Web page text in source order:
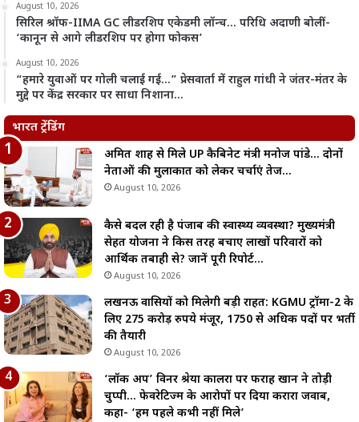
August 10, 2026
सिरिल श्रॉफ-IIMA GC लीडरशिप एकेडमी लॉन्च… परिधि अदाणी बोलीं-
‘कानून से आगे लीडरशिप पर होगा फोकस’
August 10, 2026
“हमारे युवाओं पर गोली चलाई गई…” प्रेसवार्ता में राहुल गांधी ने जंतर-मंतर के
मुद्दे पर केंद्र सरकार पर साधा निशाना…
भारत ट्रेंडिंग
अमित शाह से मिले UP कैबिनेट मंत्री मनोज पांडे… दोनों
नेताओं की मुलाकात को लेकर चर्चाएं तेज…
August 10, 2026
कैसे बदल रही है पंजाब की स्वास्थ्य व्यवस्था? मुख्यमंत्री
सेहत योजना ने किस तरह बचाए लाखों परिवारों को
आर्थिक तबाही से? जानें पूरी रिपोर्ट…
August 10, 2026
लखनऊ वासियों को मिलेगी बड़ी राहत: KGMU ट्रॉमा-2 के
लिए 275 करोड़ रुपये मंजूर, 1750 से अधिक पदों पर भर्ती
की तैयारी
August 10, 2026
‘लॉक अप’ विनर श्रेया कालरा पर फराह खान ने तोड़ी
चुप्पी… फेवरेटिज्म के आरोपों पर दिया करारा जवाब,
कहा- ‘हम पहले कभी नहीं मिले’